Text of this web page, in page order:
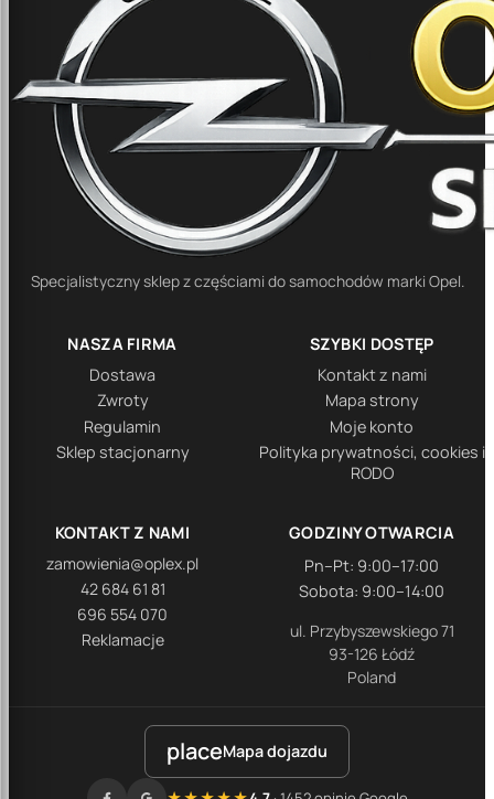
Specjalistyczny sklep z częściami do samochodów marki Opel.
NASZA FIRMA
Dostawa
Zwroty
Regulamin
Sklep stacjonarny
SZYBKI DOSTĘP
Kontakt z nami
Mapa strony
Moje konto
Polityka prywatności, cookies i
RODO
KONTAKT Z NAMI
zamowienia@oplex.pl
42 684 61 81
696 554 070
Reklamacje
GODZINY OTWARCIA
Pn–Pt: 9:00–17:00
Sobota: 9:00–14:00
ul. Przybyszewskiego 71
93-126 Łódź
Poland
placeMapa dojazdu